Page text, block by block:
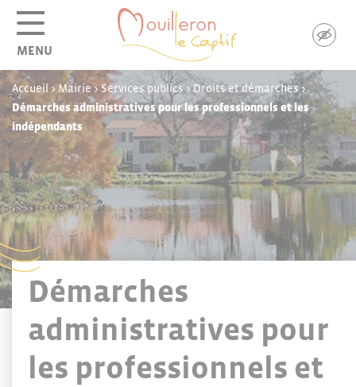
MENU
Accueil >Mairie> Services publics>Droits et démarches>
Démarches administratives pour les professionnels et les
indépendants
Démarches
administratives pour
les professionnels et
Panneau de gestion des cookies